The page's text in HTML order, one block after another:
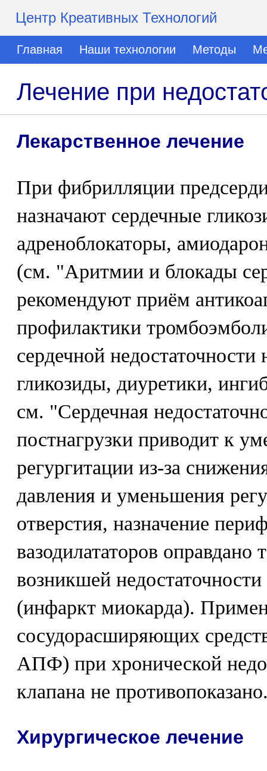
Центр Креативных Технологий
Главная Наши технологии Методы
Лечение при
Лекарственное лечение
При фибрилляции
назначают сердечные
адреноблокаторы,
(см. "Аритмии и блокады
рекомендуют приём
профилактики
сердечной
гликозиды, диуретики,
см. "Сердечная
постнагрузки приводит к
регургитации из-за
давления и уменьшения
отверстия, назначение
вазодилататоров оправдано
возникшей
(инфаркт миокарда).
сосудорасширяющих
АПФ) при хронической
клапана не
Хирургическое лечение